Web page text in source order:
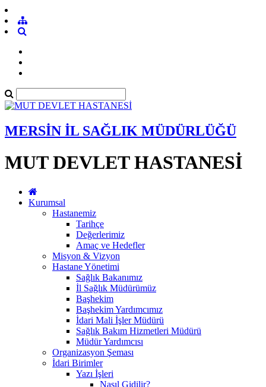
MERSİN İL SAĞLIK MÜDÜRLÜĞÜ
MUT DEVLET HASTANESİ
Kurumsal
Hastanemiz
Tarihçe
Değerlerimiz
Amaç ve Hedefler
Misyon & Vizyon
Hastane Yönetimi
Sağlık Bakanımız
İl Sağlık Müdürümüz
Başhekim
Başhekim Yardımcımız
İdari Mali İşler Müdürü
Sağlık Bakım Hizmetleri Müdürü
Müdür Yardımcısı
Organizasyon Şeması
İdari Birimler
Yazı İşleri
Nasıl Gidilir?